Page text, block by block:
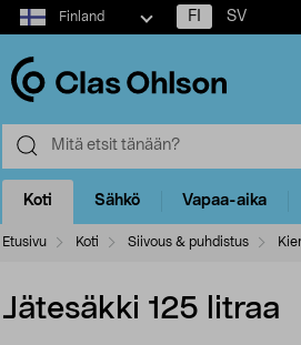
Select
market
Finland FI SV
Koti Sähkö Vapaa-aika
Etusivu Koti Siivous & puhdistus
Jätesäkki 125 litraa